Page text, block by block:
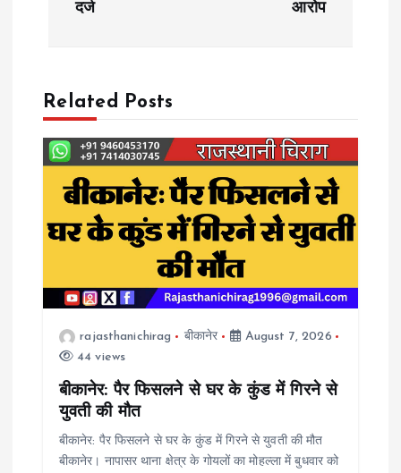
a
v
g
t
दर्ज आरोप
Related Posts
rajasthanichirag बीकानेर
August 7, 2026
44 views
बीकानेर: पैर फिसलने से घर के कुंड में गिरने से
युवती की मौत
बीकानेर: पैर फिसलने से घर के कुंड में गिरने से युवती की मौत
बीकानेर। नापासर थाना क्षेत्र के गोयलों का मोहल्ला में बुधवार को